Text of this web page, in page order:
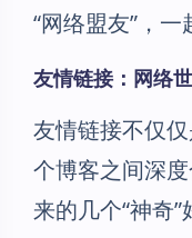
“网络盟友”，一
友情链接：网络
友情链接不仅
个博客之间深
来的几个“神奇”